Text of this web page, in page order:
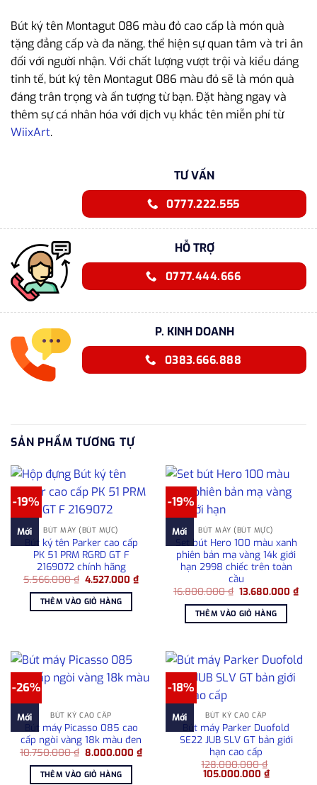
Bút ký tên Montagut 086 màu đỏ cao cấp là món quà
tặng đẳng cấp và đa năng, thể hiện sự quan tâm và tri ân
đối với người nhận. Với chất lượng vượt trội và kiểu dáng
tinh tế, bút ký tên Montagut 086 màu đỏ sẽ là món quà
đáng trân trọng và ấn tượng từ bạn. Đặt hàng ngay và
thêm sự cá nhân hóa với dịch vụ khắc tên miễn phí từ
WiixArt.
TƯ VẤN
0777.222.555
HỖ TRỢ
0777.444.666
P. KINH DOANH
0383.666.888
SẢN PHẨM TƯƠNG TỰ
-19%
Mới BÚT MÁY (BÚT MỰC)
Bút ký tên Parker cao cấp
PK 51 PRM RGRD GT F
2169072 chính hãng
5.566.000₫ Giá
là:
5.566.000 ₫.
4.527.000₫Giá
hiện
THÊM VÀO GIỎ HÀNG
-19%
Mới BÚT MÁY (BÚT MỰC)
Set bút Hero 100 màu xanh
phiên bản mạ vàng 14k giới
hạn 2998 chiếc trên toàn
cầu
16.800.000₫ Giá
là:
16.800.000 ₫.
13.680.000₫Giá
hiện
THÊM VÀO GIỎ HÀNG
-26%
Mới BÚT KÝ CAO CẤP
Bút máy Picasso 085 cao
cấp ngòi vàng 18k màu đen
10.750.000₫ Giá
là:
10.750.000 ₫.
8.000.000₫Giá
hiện
THÊM VÀO GIỎ HÀNG
-18%
Mới BÚT KÝ CAO CẤP
Bút máy Parker Duofold
SE22 JUB SLV GT bản giới
hạn cao cấp
128.000.000₫
Giá
105.000.000 ₫Giá
hiện